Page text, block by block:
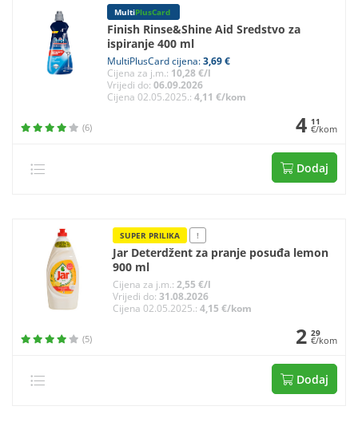
MultiPlusCard
Finish Rinse&Shine Aid Sredstvo za
ispiranje 400 ml
MultiPlusCard cijena:3,69 €
Cijena za j.m.: 10,28 €/l
Vrijedi do: 06.09.2026
Cijena 02.05.2025.: 4,11 €/kom
(6) 4 11
€/kom
Dodaj
SUPER PRILIKA !
Jar Deterdžent za pranje posuđa lemon
900 ml
Cijena za j.m.:2,55 €/l
Vrijedi do:31.08.2026
Cijena 02.05.2025.:4,15 €/kom
(5) 2 29
€/kom
Dodaj